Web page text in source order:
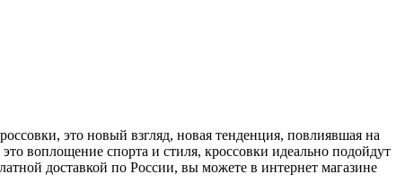
это новый взгляд, новая тенденция, повлиявшая на
воплощение спорта и стиля, кроссовки идеально подойдут
доставкой по России, вы можете в интернет магазине